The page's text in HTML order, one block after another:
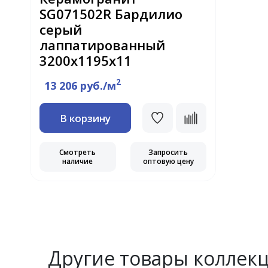
SG071502R Бардилио
серый
лаппатированный
3200х1195х11
13 206 руб./м2
В корзину
Смотреть
наличие
Запросить
оптовую цену
Другие товары